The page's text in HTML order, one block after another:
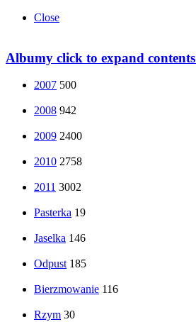
Close
Albumy click to expand contents
2007 500
2008 942
2009 2400
2010 2758
2011 3002
Pasterka 19
Jaselka 146
Odpust 185
Bierzmowanie 116
Rzym 30